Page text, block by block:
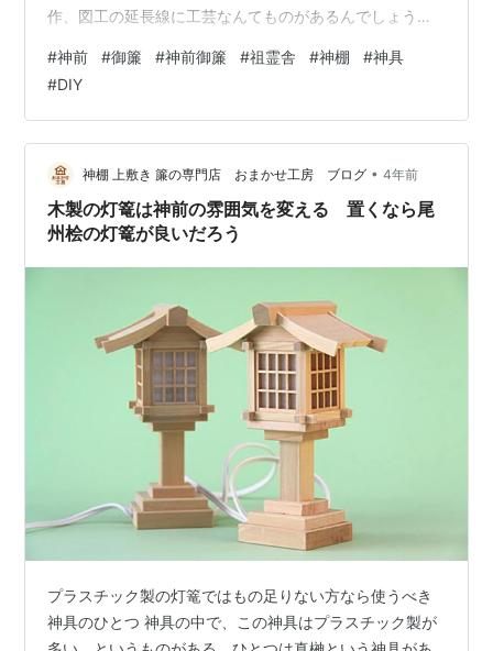
作、図工の延長線に工芸なんてものがあるんでしょうけ
じものさえあれば自分でも出来てしまうと考えたって間
違ってはない、ただ、その延長線はとてつもなく長い、
そして、険しく、保証もない。 YouTubeでDIY動画を見
たりすることがあります。 器用ですよね、買えば何万円
もするような電動工具を少量の部材を組み合わせて作っ
てしまったりするのは凄いDIY…
#神前 #御簾 #神前御簾 #祖霊舎 #神棚 #神具
#DIY
神棚 上敷き 簾の専門店 おまかせ工房 ブログ • 4年前
木製の灯篭は神前の雰囲気を変える 置くなら尾
州桧の灯篭が良いだろう
プラスチック製の灯篭ではもの足りない方なら使うべき
神具のひとつ 神具の中で、この神具はプラスチック製が